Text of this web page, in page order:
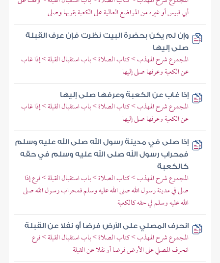
أبي قبيس أو غيره من المواضع العالية على الكعبة بقربها وصلى
وإن لم يكن بحضرة البيت نظرت فإن عرف القبلة
صلى إليها
المجموع شرح المهذب > كتاب الصلاة > باب استقبال القبلة > إذا غاب
عن الكعبة وعرفها صلى إليها
إذا غاب عن الكعبة وعرفها صلى إليها
المجموع شرح المهذب > كتاب الصلاة > باب استقبال القبلة > إذا غاب
عن الكعبة وعرفها صلى إليها
إذا صلى في مدينة رسول الله صلى الله عليه وسلم
فمحراب رسول الله صلى الله عليه وسلم في حقه
كالكعبة
المجموع شرح المهذب > كتاب الصلاة > باب استقبال القبلة > فرع إذا
صلى في مدينة رسول الله صلى الله عليه وسلم فمحراب رسول الله صلى
الله عليه وسلم في حقه كالكعبة
انحرف المصلي على الأرض فرضا أو نفلا عن القبلة
المجموع شرح المهذب > كتاب الصلاة > باب استقبال القبلة > فرع
انحرف المصلي على الأرض فرضا أو نفلا عن القبلة